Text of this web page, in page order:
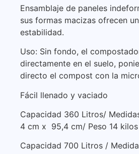
Ensamblaje de paneles
sus formas macizas ofrecen
estabilidad.
Uso: Sin fondo, el
directamente en el suelo,
directo el compost con la
Fácil llenado y vaciado
Capacidad 360 Litros/
4 cm x 95,4 cm/ Peso 14 kilos
Capacidad 700 Litros /